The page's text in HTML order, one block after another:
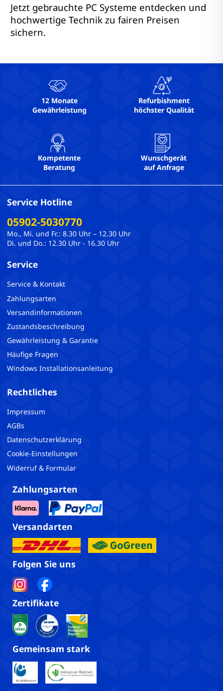
Jetzt gebrauchte PC Systeme entdecken und
hochwertige Technik zu fairen Preisen
sichern.
12 Monate
Gewährleistung
Refurbishment
höchster Qualität
Kompetente
Beratung
Wunschgerät
auf Anfrage
Service Hotline
05902-5030770
Mo., Mi. und Fr.: 8.30 Uhr – 12.30 Uhr
Di. und Do.: 12.30 Uhr - 16.30 Uhr
Service
Service & Kontakt
Zahlungsarten
Versandinformationen
Zustandsbeschreibung
Gewährleistung & Garantie
Häufige Fragen
Windows Installationsanleitung
Rechtliches
Impressum
AGBs
Datenschutzerklärung
Cookie-Einstellungen
Widerruf & Formular
Zahlungsarten
Versandarten
Folgen Sie uns
Zertifikate
Gemeinsam stark